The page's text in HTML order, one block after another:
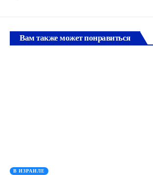
Вам также может понравиться
В ИЗРАИЛЕ